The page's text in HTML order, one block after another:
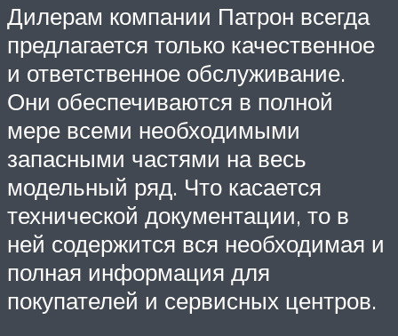
Дилерам компании Патрон всегда
предлагается только качественное
и ответственное обслуживание.
Они обеспечиваются в полной
мере всеми необходимыми
запасными частями на весь
модельный ряд. Что касается
технической документации, то в
ней содержится вся необходимая и
полная информация для
покупателей и сервисных центров.